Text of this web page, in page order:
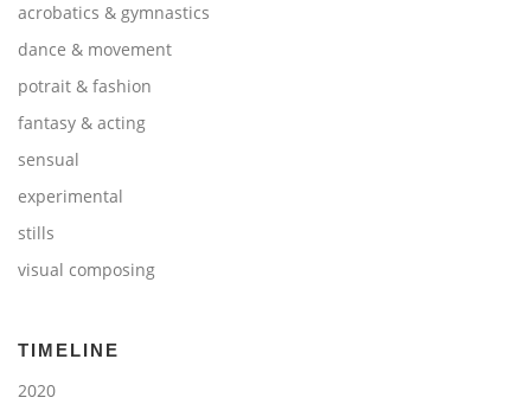
acrobatics & gymnastics
dance & movement
potrait & fashion
fantasy & acting
sensual
experimental
stills
visual composing
TIMELINE
2020